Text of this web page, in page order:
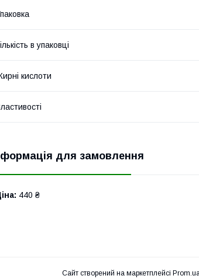
в упаковці
кислоти
для замовлення
440 ₴
Сайт створений на маркетплейсі Prom.ua